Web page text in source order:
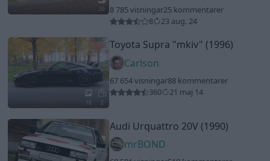
20 8 785 visningar25 kommentarer
8
23 aug. 24
18 2
Toyota Supra "mkiv" (1996)
Carlson
67 654 visningar88 kommentarer
360
21 maj 14
Audi Urquattro 20V (1990)
mrBOND